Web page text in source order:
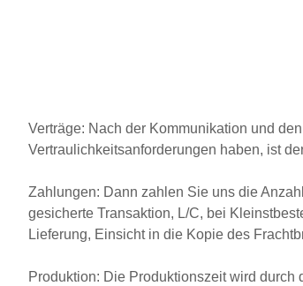
Verträge: Nach der Kommunikation und
Vertraulichkeitsanforderungen haben, ist
Zahlungen: Dann zahlen Sie uns die
gesicherte Transaktion, L/C, bei
Lieferung, Einsicht in die Kopie des
Produktion: Die Produktionszeit wird